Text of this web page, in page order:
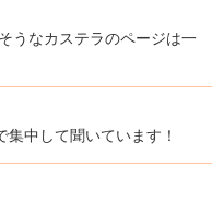
うなカステラのページは一
中して聞いています！